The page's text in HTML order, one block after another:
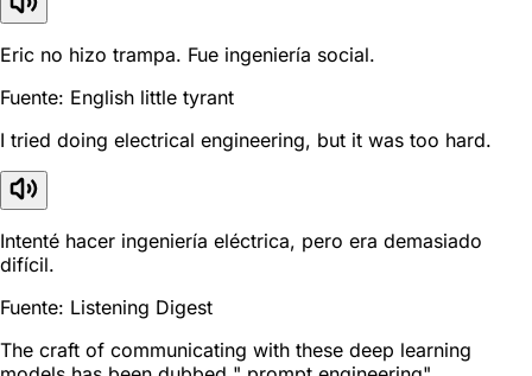
Eric no hizo trampa. Fue ingeniería social.
Fuente: English little tyrant
I tried doing electrical engineering, but it was too hard.
Intenté hacer ingeniería eléctrica, pero era demasiado
difícil.
Fuente: Listening Digest
The craft of communicating with these deep learning